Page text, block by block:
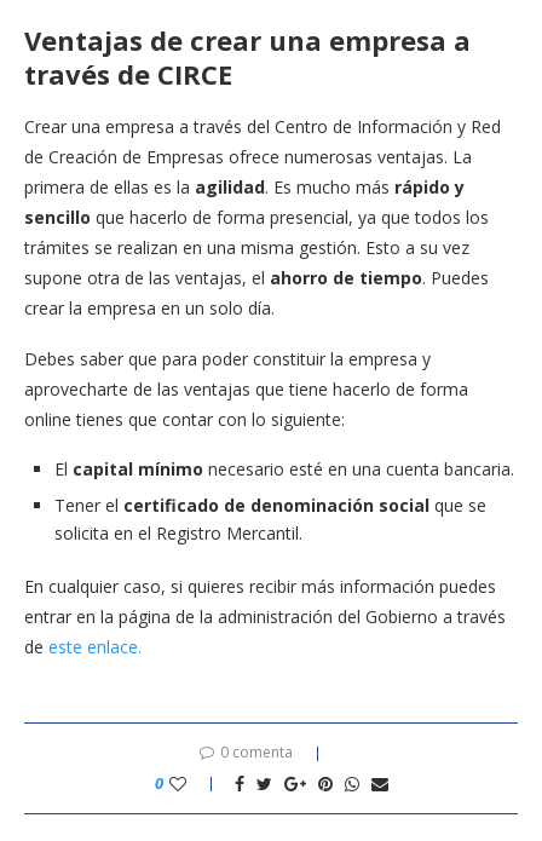
Ventajas de crear una empresa a
través de CIRCE
Crear una empresa a través del Centro de Información y Red
de Creación de Empresas ofrece numerosas ventajas. La
primera de ellas es la agilidad. Es mucho más rápido y
sencillo que hacerlo de forma presencial, ya que todos los
trámites se realizan en una misma gestión. Esto a su vez
supone otra de las ventajas, el ahorro de tiempo. Puedes
crear la empresa en un solo día.
Debes saber que para poder constituir la empresa y
aprovecharte de las ventajas que tiene hacerlo de forma
online tienes que contar con lo siguiente:
El capital mínimo necesario esté en una cuenta bancaria.
Tener el certificado de denominación social que se
solicita en el Registro Mercantil.
En cualquier caso, si quieres recibir más información puedes
entrar en la página de la administración del Gobierno a través
de este enlace.
0 comenta
0